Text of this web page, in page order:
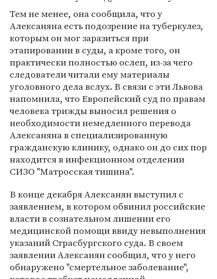
Тем не менее, она сообщила, что у
Алексаняна есть подозрение на туберкулез,
которым он мог заразиться при
этапировании в суды, а кроме того, он
практически полностью ослеп, из-за чего
следователи читали ему материалы
уголовного дела вслух. В связи с эти Львова
напомнила, что Европейский суд по правам
человека трижды выносил решения о
необходимости немедленного перевода
Алексаняна в специализированную
гражданскую клинику, однако он до сих пор
находится в инфекционном отделении
СИЗО "Матросская тишина".
В конце декабря Алексанян выступил с
заявлением, в котором обвинил российские
власти в сознательном лишении его
медицинской помощи ввиду невыполнения
указаний Страсбургского суда. В своем
заявлении Алексанян сообщил, что у него
обнаружено "смертельное заболевание",